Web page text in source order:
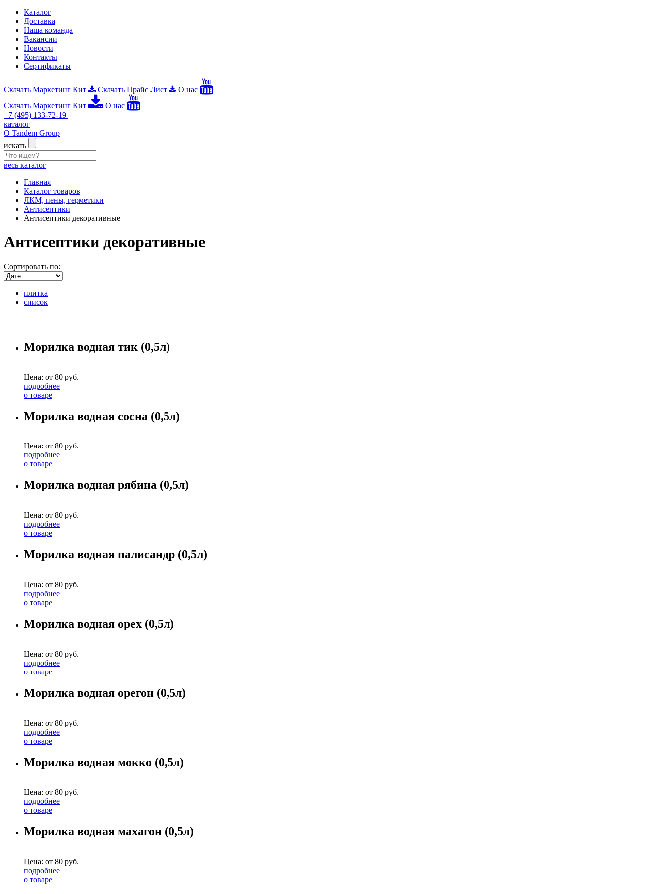
Каталог
Доставка
Наша команда
Вакансии
Новости
Контакты
Сертификаты
Скачать Маркетинг Кит Скачать Прайс Лист
О нас
Скачать Маркетинг Кит
О нас
+7 (495) 133-72-19
каталог
О Tandem Group
искать
весь каталог
Главная
Каталог товаров
ЛКМ, пены, герметики
Антисептики
Антисептики декоративные
Антисептики декоративные
Сортировать по:
плитка
список
Морилка водная тик (0,5л)
Цена: от 80 руб.
подробнее
о товаре
Морилка водная сосна (0,5л)
Цена: от 80 руб.
подробнее
о товаре
Морилка водная рябина (0,5л)
Цена: от 80 руб.
подробнее
о товаре
Морилка водная палисандр (0,5л)
Цена: от 80 руб.
подробнее
о товаре
Морилка водная орех (0,5л)
Цена: от 80 руб.
подробнее
о товаре
Морилка водная орегон (0,5л)
Цена: от 80 руб.
подробнее
о товаре
Морилка водная мокко (0,5л)
Цена: от 80 руб.
подробнее
о товаре
Морилка водная махагон (0,5л)
Цена: от 80 руб.
подробнее
о товаре